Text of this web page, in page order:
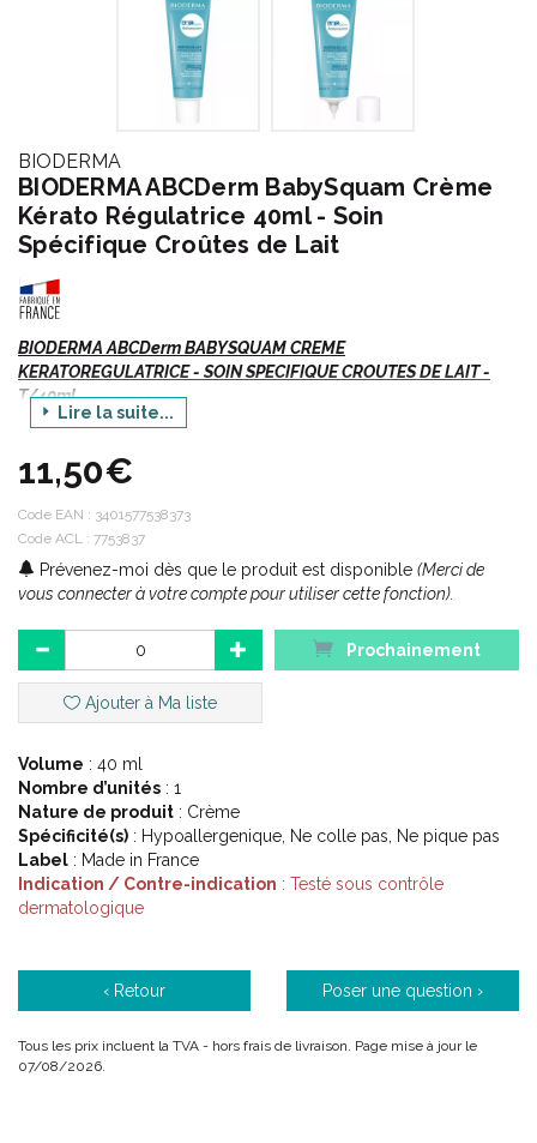
BIODERMA
BIODERMA ABCDerm BabySquam Crème
Kérato Régulatrice 40ml - Soin
Spécifique Croûtes de Lait
BIODERMA ABCDerm BABYSQUAM CREME
KERATOREGULATRICE - SOIN SPECIFIQUE CROUTES DE LAIT -
T/40ml
pédiatrie en proposant la gamme Haute Sécurité et Haute
Tolérance pour bébé.
Tous les produits sont spécifiquement formulés selon l’
Engagement de Sécurité Dermatologique ABCDerm pour
respecter la peau délicate des bébés et des jeunes enfants.
Indications :
Dermatologie pédiatrique visage.
oreilles.
Bébés et enfants.
Description :
chevelu des tout-petits.
agresser la peau de bébé.
Facile à appliquer.
Lire la suite...
11,50€
Code EAN : 3401577538373
Code ACL : 7753837
Prévenez-moi dès que le produit est disponible (Merci de
vous connecter à votre compte pour utiliser cette fonction).
Prochainement
Ajouter à Ma liste
Volume : 40 ml
Nombre d’unités : 1
Nature de produit : Crème
Spécificité(s) : Hypoallergenique, Ne colle pas, Ne pique pas
Label : Made in France
Indication / Contre-indication : Testé sous contrôle
dermatologique
‹ Retour Poser une question ›
Tous les prix incluent la TVA - hors frais de livraison. Page mise à jour le
07/08/2026.